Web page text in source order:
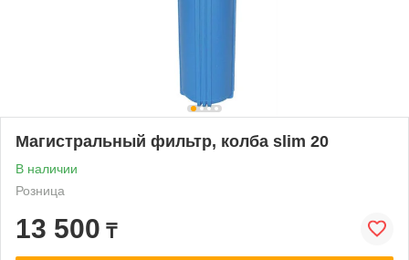
Магистральный фильтр, колба slim 20
В наличии
Розница
13 500 ₸